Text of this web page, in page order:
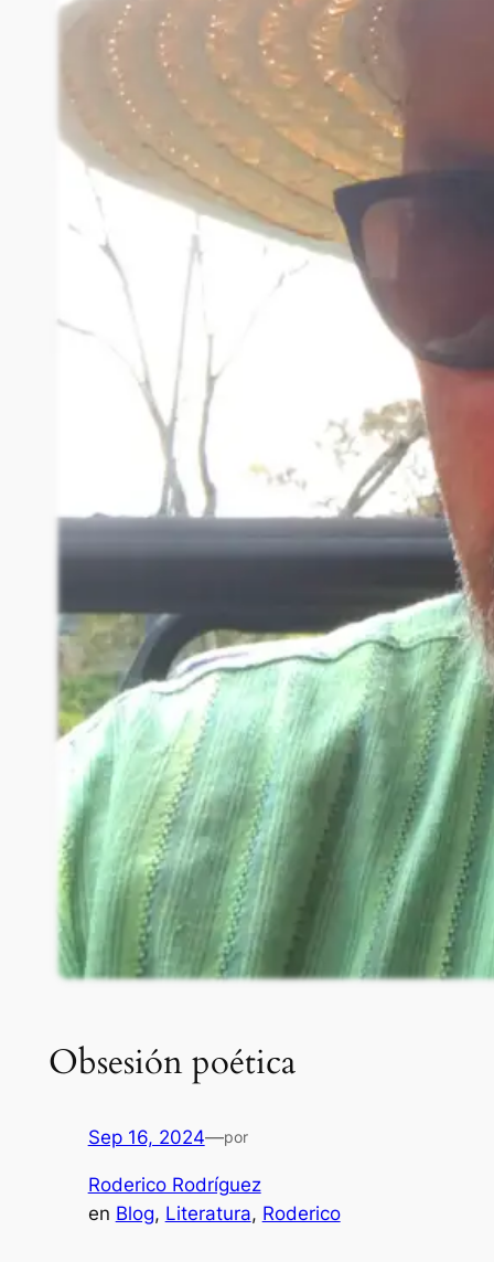
Obsesión poética
Sep 16, 2024—por
Roderico Rodríguez
en Blog, Literatura, Roderico